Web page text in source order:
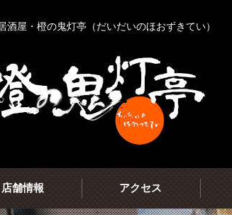
酒屋・橙の鬼灯亭（だいだいのほおずきてい）
店舗情報 アクセス